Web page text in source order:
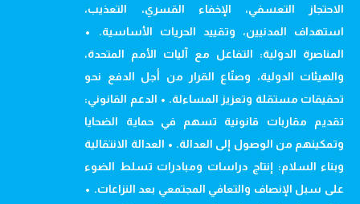
الاحتجاز التعسفي، الإخفاء القسري، التعذيب،
استهداف المدنيين، وتقييد الحريات الأساسية. •
المناصرة الدولية: التفاعل مع آليات الأمم المتحدة،
والهيئات الدولية، وصنّاع القرار من أجل الدفع نحو
تحقيقات مستقلة وتعزيز المساءلة. • الدعم القانوني:
تقديم مقاربات قانونية تسهم في حماية الضحايا
وتمكينهم من الوصول إلى العدالة. • العدالة الانتقالية
وبناء السلام: إنتاج دراسات ومبادرات تسلط الضوء
على سبل الإنصاف والتعافي المجتمعي بعد النزاعات. •